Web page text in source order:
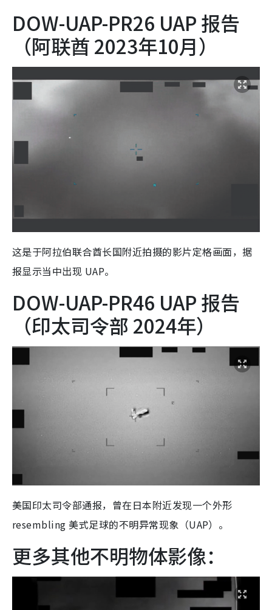
DOW-UAP-PR26 UAP 报告
（阿联酋 2023年10月）
这是于阿拉伯联合酋长国附近拍摄的影片定格画面，据
报显示当中出现 UAP。
DOW-UAP-PR46 UAP 报告
（印太司令部 2024年）
美国印太司令部通报，曾在日本附近发现一个外形
resembling 美式足球的不明异常现象（UAP）。
更多其他不明物体影像：